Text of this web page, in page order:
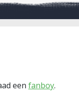
een fanboy.